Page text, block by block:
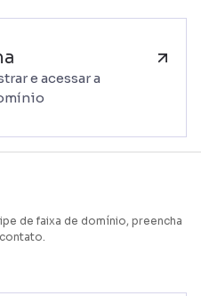
e acessar a
de faixa de domínio, preencha